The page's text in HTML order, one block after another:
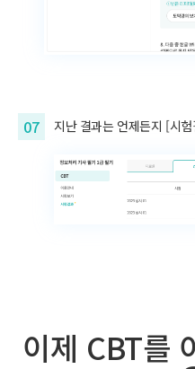
07 지난 결과는 언제든지 [시
이제 CBT를